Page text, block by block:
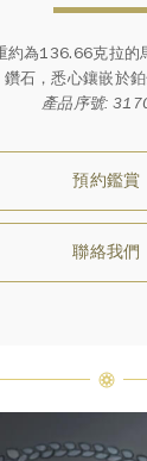
約為136.66克拉的
鑽石，悉心鑲嵌於鉑
產品序號:
預約鑑賞
聯絡我們